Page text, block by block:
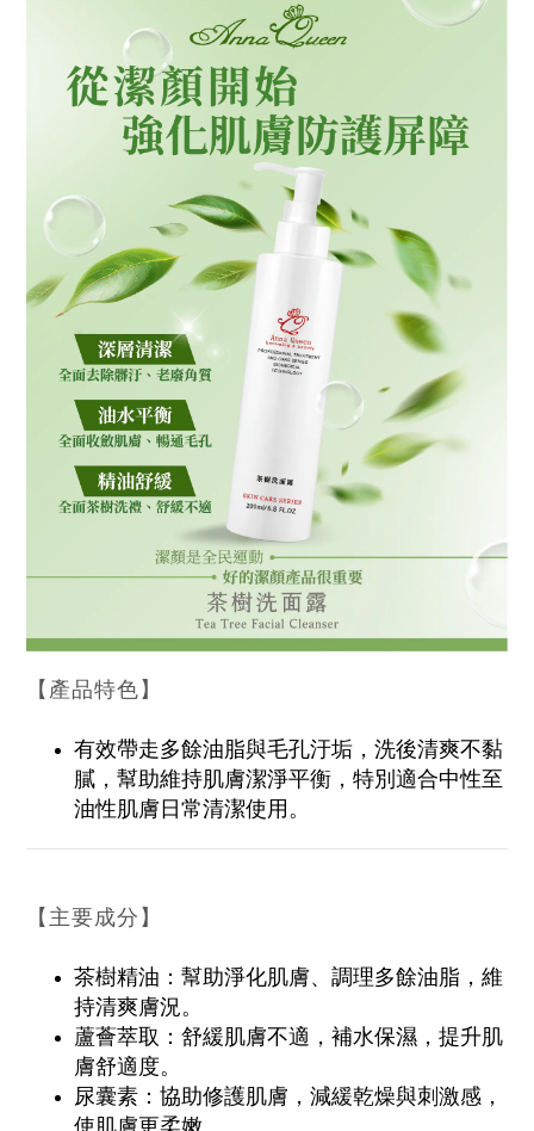
【產品特色】
有效帶走多餘油脂與毛孔汙垢，洗後清爽不黏
膩，幫助維持肌膚潔淨平衡，特別適合中性至
油性肌膚日常清潔使用。
【主要成分】
茶樹精油：幫助淨化肌膚、調理多餘油脂，維
持清爽膚況。
蘆薈萃取：舒緩肌膚不適，補水保濕，提升肌
膚舒適度。
尿囊素：協助修護肌膚，減緩乾燥與刺激感，